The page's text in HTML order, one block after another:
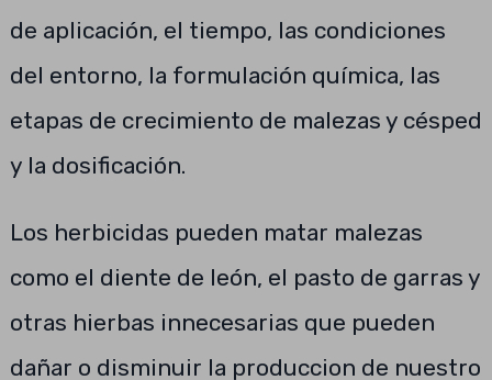
de aplicación, el tiempo, las condiciones
del entorno, la formulación química, las
etapas de crecimiento de malezas y césped
y la dosificación.
Los herbicidas pueden matar malezas
como el diente de león, el pasto de garras y
otras hierbas innecesarias que pueden
dañar o disminuir la produccion de nuestro